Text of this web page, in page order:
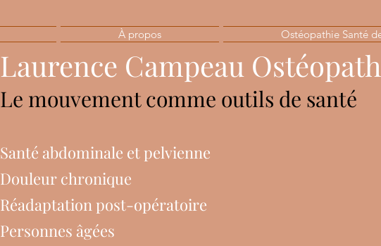
Laurence Campeau
Le mouvement comme outils de santé
Santé abdominale et pelvienne
Douleur chronique
Réadaptation post-opératoire
Personnes âgées
À propos Ostéopathie Santé